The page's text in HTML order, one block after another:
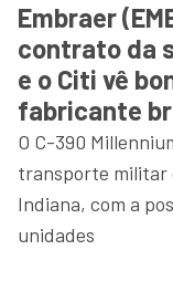
Embraer
contrato da
e o Citi vê
fabricante
O C-390
transporte militar
Indiana, com a
unidades